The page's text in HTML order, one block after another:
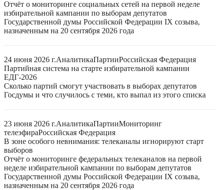
Отчёт о мониторинге социальных сетей на первой неделе
избирательной кампании по выборам депутатов
Государственной думы Российской Федерации IX созыва,
назначенным на 20 сентября 2026 года
24 июня 2026 г.АналитикаПартииРоссийская Федерация
Партийная система на старте избирательной кампании
ЕДГ-2026
Сколько партий смогут участвовать в выборах депутатов
Госдумы и что случилось с теми, кто выпал из этого списка
23 июня 2026 г.АналитикаПартииМониторинг
телеэфираРоссийская Федерация
В зоне особого невнимания: телеканалы игнорируют старт
выборов
Отчёт о мониторинге федеральных телеканалов на первой
неделе избирательной кампании по выборам депутатов
Государственной думы Российской Федерации IX созыва,
назначенным на 20 сентября 2026 года